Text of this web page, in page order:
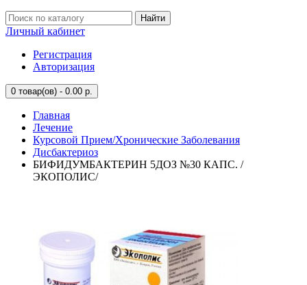
Найти
Личный кабинет
Регистрация
Авторизация
0 товар(ов) - 0.00 р.
Главная
Лечение
Курсовой Прием/Хронические Заболевания
Дисбактериоз
БИФИДУМБАКТЕРИН 5ДОЗ №30 КАПС. /
ЭКОПОЛИС/